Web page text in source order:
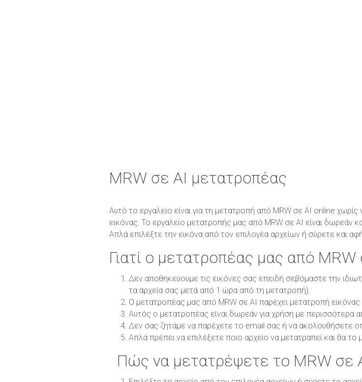
MRW σε AI μετατροπέας
Αυτό το εργαλείο είναι για τη μετατροπή από MRW σε AI online
εικόνας. Το εργαλείο μετατροπής μας από MRW σε AI είναι δωρεάν
Απλά επιλέξτε την εικόνα από τον επιλογέα αρχείων ή σύρετε και
Γιατί ο μετατροπέας μας από MRW
Δεν αποθηκεύουμε τις εικόνες σας επειδή σεβόμαστε την
τα αρχεία σας μετά από 1 ώρα από τη μετατροπή).
Ο μετατροπέας μας από MRW σε AI παρέχει μετατροπή εικόνας
Αυτός ο μετατροπέας είναι δωρεάν για χρήση με περισσότερα
Δεν σας ζητάμε να παρέχετε το email σας ή να ακολουθήσετε
Απλά πρέπει να επιλέξετε ποιο αρχείο να μετατραπεί και θα το
Πώς να μετατρέψετε το MRW σε